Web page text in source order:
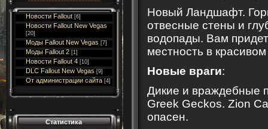
Новости Fallout [6]
Новости Fallout New Vegas
[20]
Моды Fallout New Vegas [7]
Моды Fallout 2 [1]
Новости Fallout 4 [10]
DLC Fallout New Vegas [9]
От администрации сайта [4]
Статистика
Новый Ландшафт.
отвесные стены и
водопады. Вам
местность в
Новые враги:
Дикие и враждебные
Greek Geckos. Zion
опасен.